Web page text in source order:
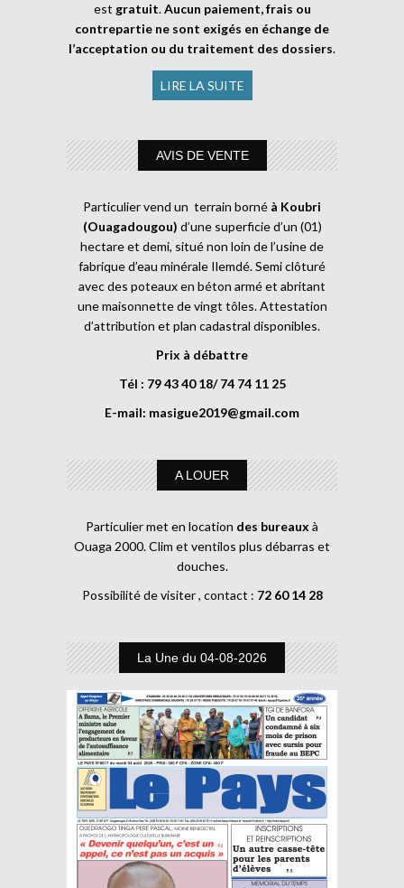
est gratuit.Aucun paiement, frais ou
contrepartie ne sont exigés en échange de
l’acceptation ou du traitement des dossiers.
LIRE LA SUITE
AVIS DE VENTE
Particulier vend un terrain borné à Koubri
(Ouagadougou) d’une superficie d’un (01)
hectare et demi, situé non loin de l’usine de
fabrique d’eau minérale Ilemdé. Semi clôturé
avec des poteaux en béton armé et abritant
une maisonnette de vingt tôles. Attestation
d’attribution et plan cadastral disponibles.
Prix à débattre
Tél : 79 43 40 18/ 74 74 11 25
E-mail: masigue2019@gmail.com
A LOUER
Particulier met en location des bureaux à
Ouaga 2000. Clim et ventilos plus débarras et
douches.
Possibilité de visiter , contact : 72 60 14 28
La Une du 04-08-2026